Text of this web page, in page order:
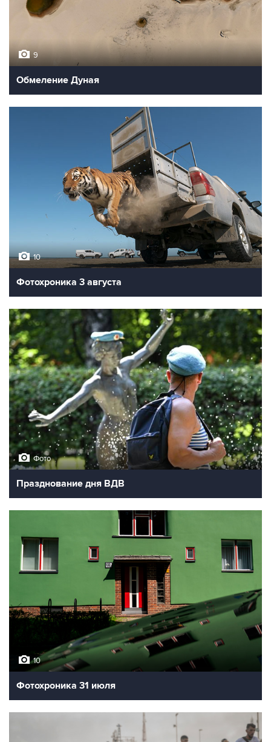
9
Обмеление Дуная
10
Фотохроника 3 августа
Фото
Празднование дня ВДВ
10
Фотохроника 31 июля